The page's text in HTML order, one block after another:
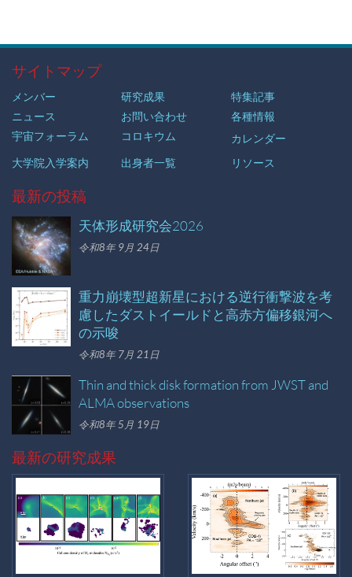
サイトマップ
メンバー 研究成果
特集記事
ニュース
お問い合わせ
各種情報
宇宙フォーラム
コロキウム
カレンダー
大学院入学案内
出身者一覧 リソース
最新の投稿
天体形成研究会2026
令和8年 9月 24日
重力崩壊型超新星における逆行衝撃波を考
慮したダストイールドと高赤方偏移銀河へ
の示唆
令和8年 7月 21日
Thin and thick disk formation from JWST and
ALMA observations
令和8年 5月 19日
最新の研究成果